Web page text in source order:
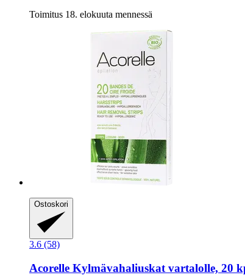
Toimitus 18. elokuuta mennessä
Ostoskori
3.6 (58)
Acorelle Kylmävahaliuskat vartalolle, 20